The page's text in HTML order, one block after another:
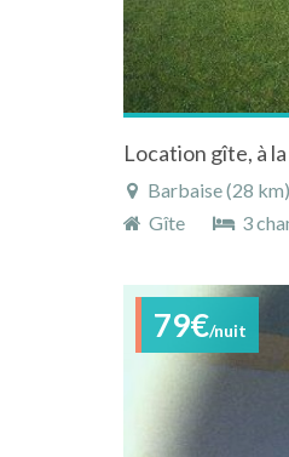
Barbaise (28
Gîte
3
79€/nuit